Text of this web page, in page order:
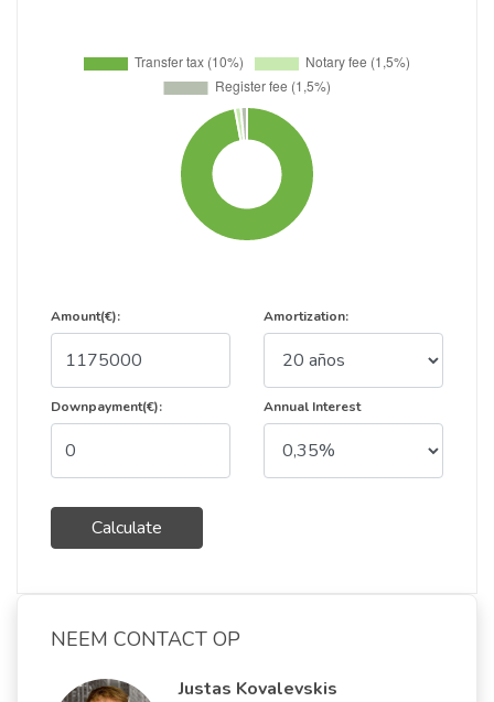
Amount(€):
Downpayment(€):
Calculate
Amortization:
Annual Interest
NEEM CONTACT OP
Justas Kovalevskis